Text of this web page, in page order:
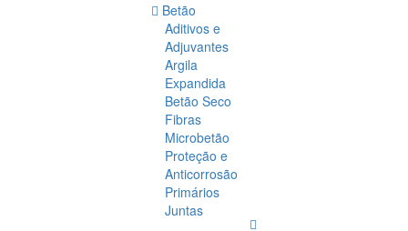
Betão
Aditivos e
Adjuvantes
Argila
Expandida
Betão Seco
Fibras
Microbetão
Proteção e
Anticorrosão
Primários
Juntas